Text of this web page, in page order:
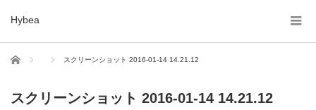
Hybea
ホーム スクリーンショット 2016-01-14 14.21.12
スクリーンショット 2016-01-14 14.21.12